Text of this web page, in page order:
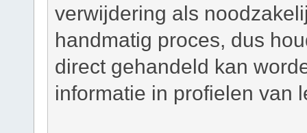
verwijdering als
handmatig proces, dus
direct gehandeld kan
informatie in profielen van